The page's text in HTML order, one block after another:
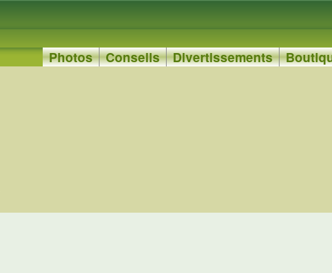
Photos Conseils Divertissements